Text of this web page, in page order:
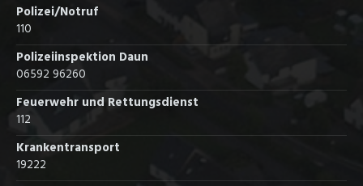
Polizei/Notruf
110
Polizeiinspektion Daun
06592 96260
Feuerwehr und Rettungsdienst
112
Krankentransport
19222